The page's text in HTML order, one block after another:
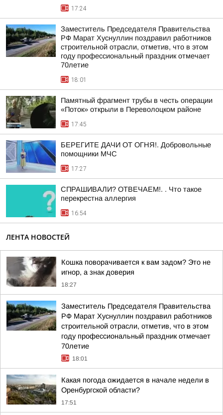
17:24
Заместитель Председателя Правительства
РФ Марат Хуснуллин поздравил работников
строительной отрасли, отметив, что в этом
году профессиональный праздник отмечает
70летие
18:01
Памятный фрагмент трубы в честь операции
«Поток» открыли в Переволоцком районе
17:45
БЕРЕГИТЕ ДАЧИ ОТ ОГНЯ!. Добровольные
помощники МЧС
17:27
СПРАШИВАЛИ? ОТВЕЧАЕМ!. . Что такое
перекрестна аллергия
16:54
ЛЕНТА НОВОСТЕЙ
Кошка поворачивается к вам задом? Это не
игнор, а знак доверия
18:27
Заместитель Председателя Правительства
РФ Марат Хуснуллин поздравил работников
строительной отрасли, отметив, что в этом
году профессиональный праздник отмечает
70летие
18:01
Какая погода ожидается в начале недели в
Оренбургской области?
17:51